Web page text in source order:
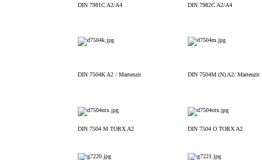
DIN 7981C A2/A4 DIN 7982C A2/A4
DIN 7504K A2 / Martenzit DIN 7504M (N) A2/ Martenzit
DIN 7504 M TORX A2 DIN 7504 O TORX A2